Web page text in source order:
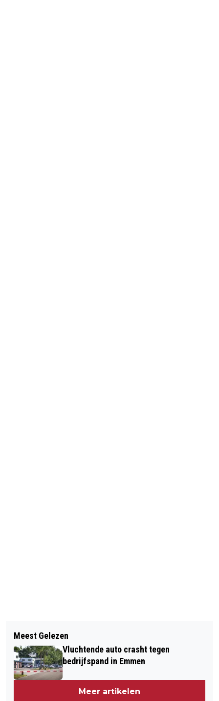
GEPARKEERDE AUTO GAAT VOLLEDIG
IN VLAMMEN OP
OUD-STUDENTEN INSPIREREN NIEUWE
LICHTING WORTELDAGEN-
PERFORMANCERS IN NORG
Meest Gelezen
Vluchtende auto crasht tegen
bedrijfspand in Emmen
Meer artikelen